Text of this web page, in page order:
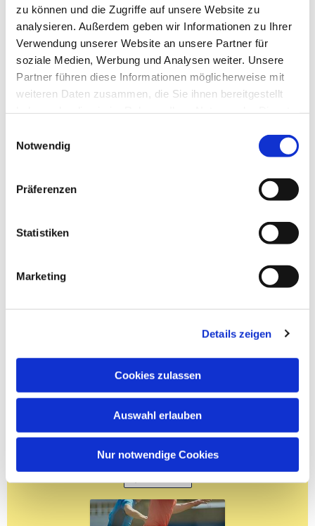
zu können und die Zugriffe auf unsere Website zu
analysieren. Außerdem geben wir Informationen zu Ihrer
Verwendung unserer Website an unsere Partner für
soziale Medien, Werbung und Analysen weiter. Unsere
Partner führen diese Informationen möglicherweise mit
weiteren Daten zusammen, die Sie ihnen bereitgestellt
Notwendig
Präferenzen
Statistiken
Marketing
Details zeigen
Cookies zulassen
Auswahl erlauben
Nur notwendige Cookies